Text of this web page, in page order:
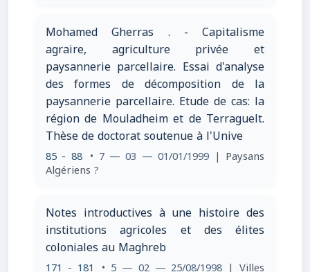
Mohamed Gherras . - Capitalisme
agraire, agriculture privée et
paysannerie parcellaire. Essai d'analyse
des formes de décomposition de la
paysannerie parcellaire. Etude de cas: la
région de Mouladheim et de Terraguelt.
Thèse de doctorat soutenue à l'Unive
85 - 88 • 7 — 03 — 01/01/1999 | Paysans
Algériens ?
Notes introductives à une histoire des
institutions agricoles et des élites
coloniales au Maghreb
171 - 181 • 5 — 02 — 25/08/1998 | Villes